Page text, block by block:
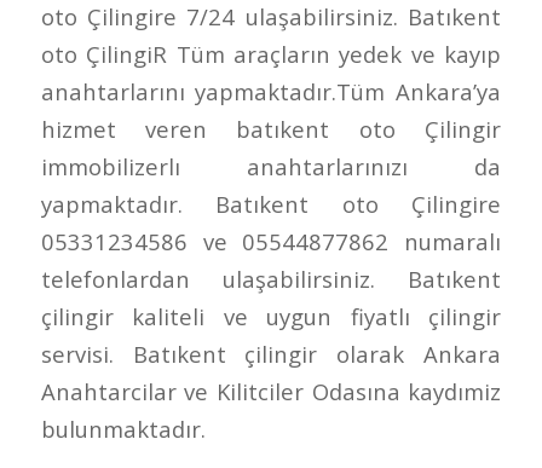
oto Çilingire 7/24 ulaşabilirsiniz. Batıkent
oto ÇilingiR Tüm araçların yedek ve kayıp
anahtarlarını yapmaktadır.Tüm Ankara’ya
hizmet veren batıkent oto Çilingir
immobilizerlı anahtarlarınızı da
yapmaktadır. Batıkent oto Çilingire
05331234586 ve 05544877862 numaralı
telefonlardan ulaşabilirsiniz. Batıkent
çilingir kaliteli ve uygun fiyatlı çilingir
servisi. Batıkent çilingir olarak Ankara
Anahtarcilar ve Kilitciler Odasına kaydımiz
bulunmaktadır.